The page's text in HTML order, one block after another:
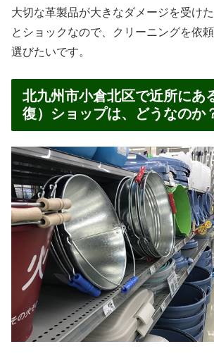
大切な革製品が大きなダメージを受け
とショックなので、クリーニングを依
選びたいです。
北九州市小倉北区で近所にあ
復）ショップは、どうなのか